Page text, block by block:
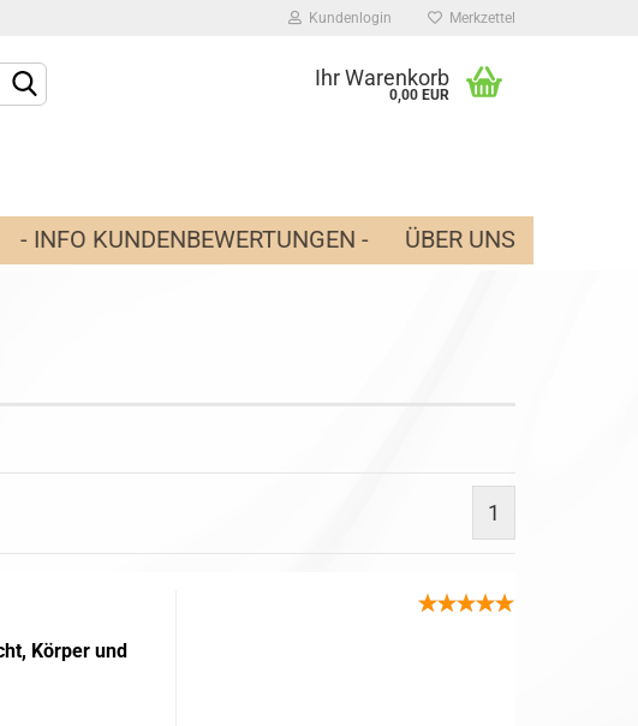
Kundenlogin Merkzettel
Ihr Warenkorb
0,00 EUR
- INFO KUNDENBEWERTUNGEN - ÜBER UNS
1
Körper und